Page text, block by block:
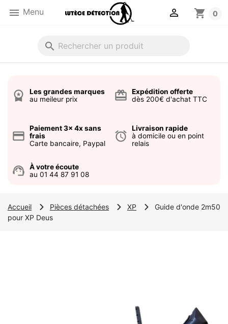
 Menu shopping_cart 0

search
workspace_premium
Les grandes marques
au meileur prix
card_giftcard
Expédition offerte
dès 200€ d'achat TTC
credit_card
Paiement 3x 4x sans
frais
Carte bancaire, Paypal
alarm
Livraison rapide
à domicile ou en point
relais
support_agent
À votre écoute
au 01 44 87 91 08
Accueil Pièces détachées XP
Guide d'onde 2m50
pour XP Deus